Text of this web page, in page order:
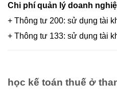
Chi phí quản lý doanh
+ Thông tư 200: sử dụng tài
+ Thông tư 133: sử dụng tài
học kế toán thuế ở